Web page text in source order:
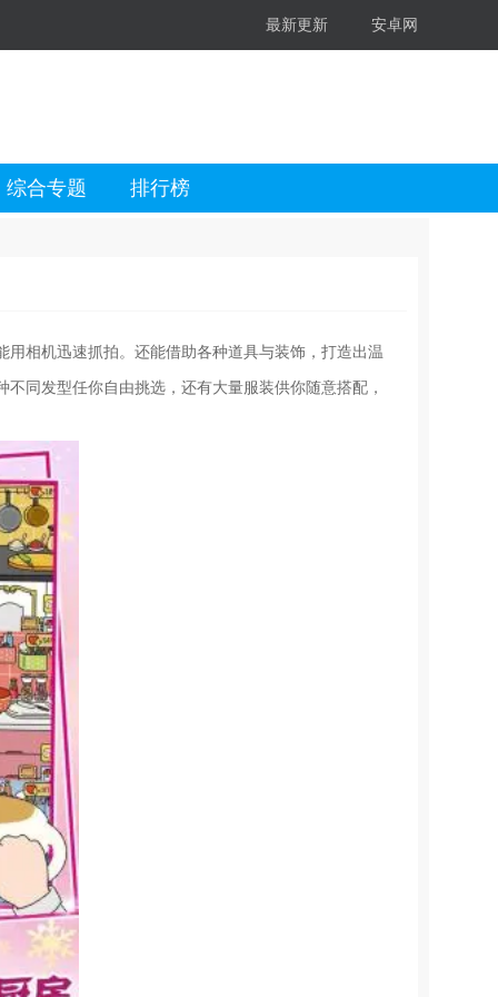
最新更新 安卓网
综合专题 排行榜
相机迅速抓拍。还能借助各种道具与装饰，打造出温
同发型任你自由挑选，还有大量服装供你随意搭配，